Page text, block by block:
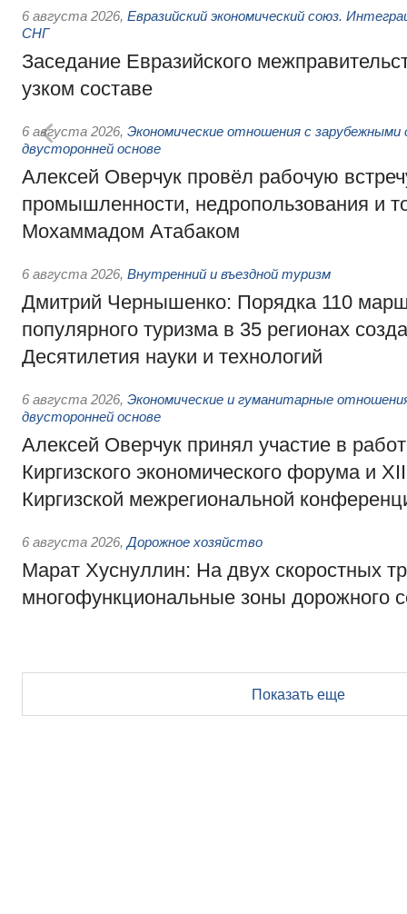
6 августа 2026, Евразийский экономический союз.
СНГ
Заседание Евразийского
узком составе
6 августа 2026, Экономические отношения с
двусторонней основе
Алексей Оверчук провёл рабочую
промышленности, недропользования и
Мохаммадом Атабаком
6 августа 2026, Внутренний и въездной туризм
Дмитрий Чернышенко: Порядка 110
популярного туризма в 35 регионах
Десятилетия науки и технологий
6 августа 2026, Экономические и гуманитарные
двусторонней основе
Алексей Оверчук принял участие в
Киргизского экономического форума и
Киргизской межрегиональной
6 августа 2026, Дорожное хозяйство
Марат Хуснуллин: На двух скоростных
многофункциональные зоны дорожного
Показать еще